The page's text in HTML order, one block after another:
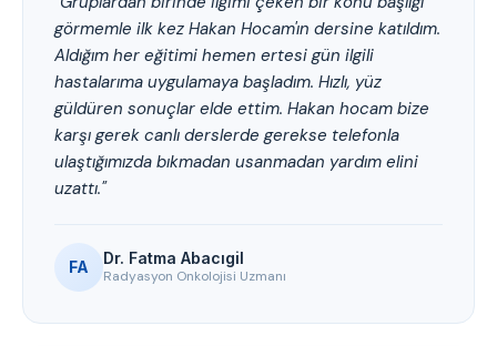
görmemle ilk kez Hakan Hocam'ın dersine katıldım.
Aldığım her eğitimi hemen ertesi gün ilgili
hastalarıma uygulamaya başladım. Hızlı, yüz
güldüren sonuçlar elde ettim. Hakan hocam bize
karşı gerek canlı derslerde gerekse telefonla
ulaştığımızda bıkmadan usanmadan yardım elini
uzattı."
FA Dr. Fatma Abacıgil
Radyasyon Onkolojisi Uzmanı